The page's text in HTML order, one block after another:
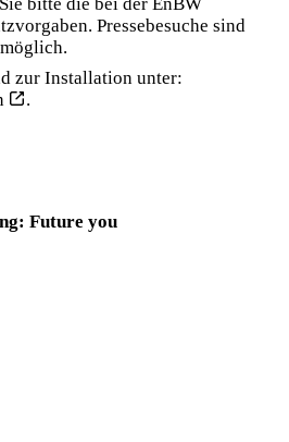
Pressebesuche sind
zur Installation unter:
.
Future you